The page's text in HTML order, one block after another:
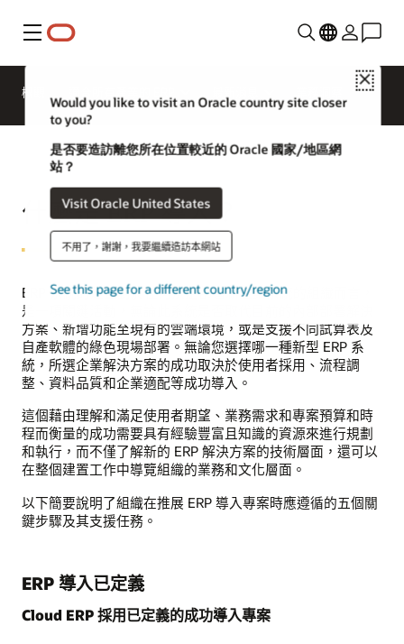
功能表
Close
Would you like to visit an Oracle country site closer
to you?
是否要造訪離您所在位置較近的 Oracle 國家/地區網
站？
Visit Oracle United States
不用了，謝謝，我要繼續造訪本網站
See this page for a different country/region
概觀
什麼是 ERP 導入？
ERP 系統的建置對於任何決定部署新企業系統的組織而言，
是一項關鍵活動，無論此系統是否取代目前的內部部署解決
方案、新增功能至現有的雲端環境，或是支援不同試算表及
自產軟體的綠色現場部署。無論您選擇哪一種新型 ERP 系
統，所選企業解決方案的成功取決於使用者採用、流程調
整、資料品質和企業適配等成功導入。
這個藉由理解和滿足使用者期望、業務需求和專案預算和時
程而衡量的成功需要具有經驗豐富且知識的資源來進行規劃
和執行，而不僅了解新的 ERP 解決方案的技術層面，還可以
在整個建置工作中導覽組織的業務和文化層面。
以下簡要說明了組織在推展 ERP 導入專案時應遵循的五個關
鍵步驟及其支援任務。
ERP 導入已定義
Cloud ERP 採用已定義的成功導入專案